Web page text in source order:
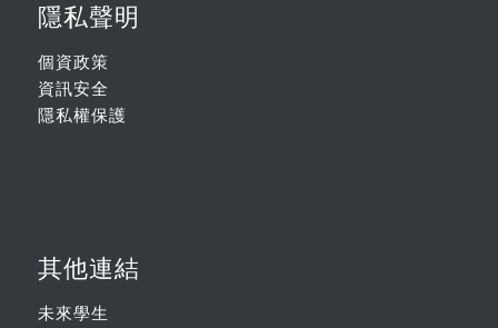
隱私聲明
個資政策
資訊安全
隱私權保護
其他連結
未來學生